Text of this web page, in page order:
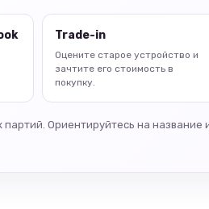
Trade-in
Оцените старое устройство и
зачтите его стоимость в
покупку.
Ориентируйтесь на